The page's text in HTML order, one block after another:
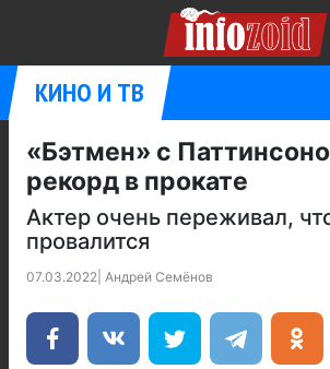
КИНО И ТВ
«Бэтмен» с
рекорд в прокате
Актер очень переживал,
провалится
07.03.2022 Андрей Семёнов